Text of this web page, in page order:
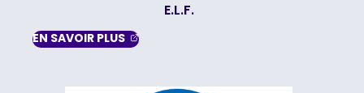
E.L.F.
EN SAVOIR PLUS , OPENS IN A NEW TAB